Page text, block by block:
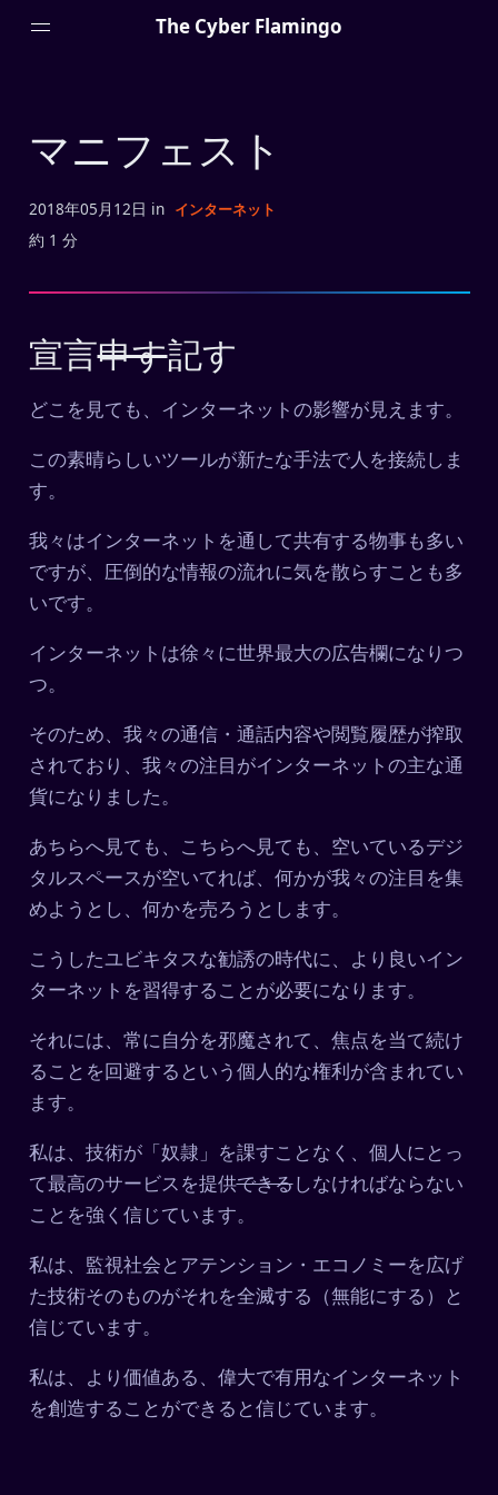
The Cyber Flamingo
Menu
プライバシーポリシー
マニフェスト
2018年05月12日 in インターネット
約 1 分
宣言申す記す
どこを見ても、インターネットの影響が見えます。
この素晴らしいツールが新たな手法で人を接続しま
す。
我々はインターネットを通して共有する物事も多い
ですが、圧倒的な情報の流れに気を散らすことも多
いです。
インターネットは徐々に世界最大の広告欄になりつ
つ。
そのため、我々の通信・通話内容や閲覧履歴が搾取
されており、我々の注目がインターネットの主な通
貨になりました。
あちらへ見ても、こちらへ見ても、空いているデジ
タルスペースが空いてれば、何かが我々の注目を集
めようとし、何かを売ろうとします。
こうしたユビキタスな勧誘の時代に、より良いイン
ターネットを習得することが必要になります。
それには、常に自分を邪魔されて、焦点を当て続け
ることを回避するという個人的な権利が含まれてい
ます。
私は、技術が「奴隷」を課すことなく、個人にとっ
て最高のサービスを提供できるしなければならない
ことを強く信じています。
私は、監視社会とアテンション・エコノミーを広げ
た技術そのものがそれを全滅する（無能にする）と
信じています。
私は、より価値ある、偉大で有用なインターネット
を創造することができると信じています。